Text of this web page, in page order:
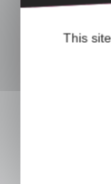
06 79
Secteurs
This